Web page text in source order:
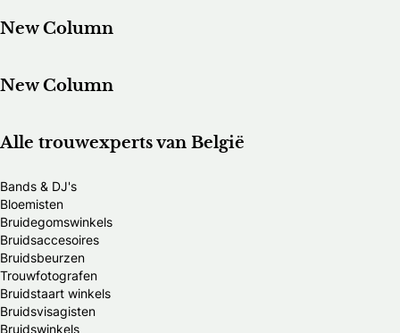
New Column
New Column
Alle trouwexperts van België
Bands & DJ's
Bloemisten
Bruidegomswinkels
Bruidsaccesoires
Bruidsbeurzen
Trouwfotografen
Bruidstaart winkels
Bruidsvisagisten
Bruidswinkels